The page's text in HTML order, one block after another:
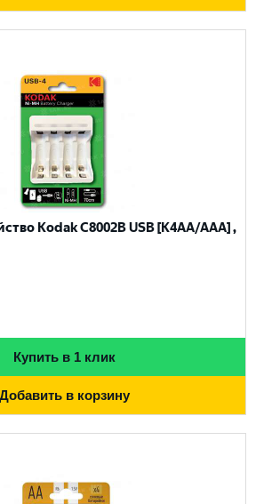
Kodak С8002B USB [K4AA/AAA] ,
Купить в 1 клик
Добавить в корзину